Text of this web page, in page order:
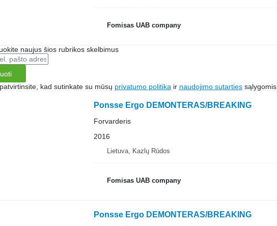
Fomisas UAB company
naujus šios rubrikos skelbimus
kad sutinkate su mūsų privatumo politika ir naudojimo sutartiessąlygomis.
Ponsse Ergo DEMONTERAS/BREAKING
Forvarderis
2016
Lietuva, Kazlų Rūdos
Fomisas UAB company
Ponsse Ergo DEMONTERAS/BREAKING